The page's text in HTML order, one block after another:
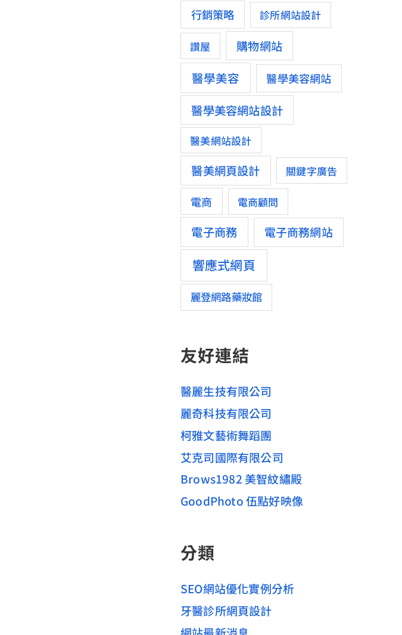
行銷策略 診所網站設計
讚屋 購物網站
醫學美容 醫學美容網站
醫學美容網站設計
醫美網站設計
醫美網頁設計 關鍵字廣告
電商 電商顧問
電子商務 電子商務網站
響應式網頁
麗登網路藥妝館
友好連結
醫麗生技有限公司
麗奇科技有限公司
柯雅文藝術舞蹈團
艾克司國際有限公司
Brows1982 美智紋繡殿
GoodPhoto 伍點好映像
分類
SEO網站優化實例分析
牙醫診所網頁設計